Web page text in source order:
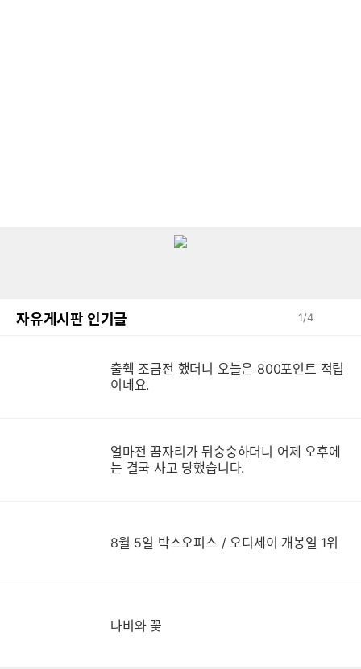
자유게시판 인기글 1/4
출췍 조금전 했더니 오늘은 800포인트 적립
이네요.
얼마전 꿈자리가 뒤숭숭하더니 어제 오후에
는 결국 사고 당했습니다.
8월 5일 박스오피스 / 오디세이 개봉일 1위
나비와 꽃